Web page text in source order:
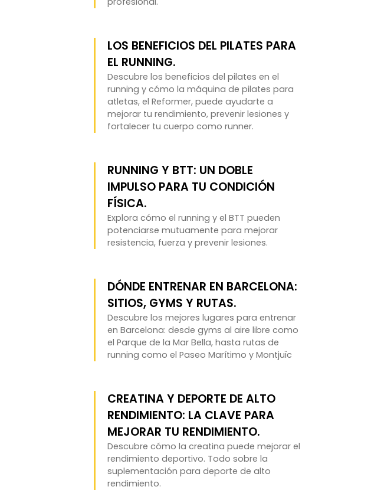
LOS BENEFICIOS DEL PILATES PARA
EL RUNNING.
Descubre los beneficios del pilates en el
running y cómo la máquina de pilates para
atletas, el Reformer, puede ayudarte a
mejorar tu rendimiento, prevenir lesiones y
fortalecer tu cuerpo como runner.
RUNNING Y BTT: UN DOBLE
IMPULSO PARA TU CONDICIÓN
FÍSICA.
Explora cómo el running y el BTT pueden
potenciarse mutuamente para mejorar
resistencia, fuerza y prevenir lesiones.
DÓNDE ENTRENAR EN BARCELONA:
SITIOS, GYMS Y RUTAS.
Descubre los mejores lugares para entrenar
en Barcelona: desde gyms al aire libre como
el Parque de la Mar Bella, hasta rutas de
running como el Paseo Marítimo y Montjuïc
CREATINA Y DEPORTE DE ALTO
RENDIMIENTO: LA CLAVE PARA
MEJORAR TU RENDIMIENTO.
Descubre cómo la creatina puede mejorar el
rendimiento deportivo. Todo sobre la
suplementación para deporte de alto
rendimiento.